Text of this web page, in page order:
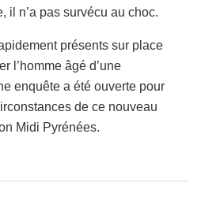
il n’a pas survécu au choc.
présents sur place
l’homme âgé d’une
enquête a été ouverte pour
de ce nouveau
Midi Pyrénées.